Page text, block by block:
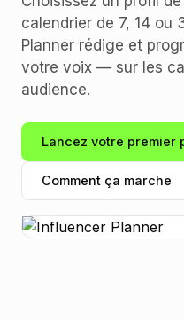
calendrier de 7, 14 ou
Planner rédige et
votre voix — sur les
audience.
Lancez votre premier
Comment ça marche